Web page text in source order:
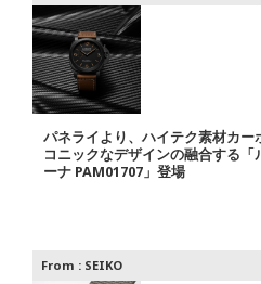
パネライより、ハイテク素材カー
コニックなデザインの融合する「
ーナ PAM01707」登場
From : SEIKO